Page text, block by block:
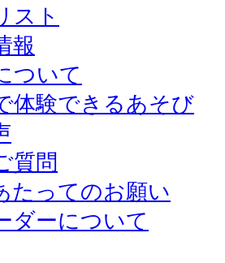
スト
報
ついて
体験できるあそび
質問
たってのお願い
ダーについて